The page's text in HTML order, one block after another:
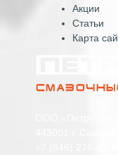
Акции
Статьи
Карта